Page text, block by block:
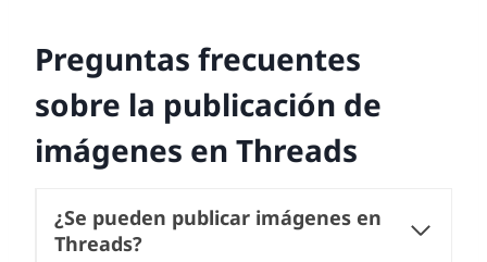
Preguntas frecuentes
sobre la publicación de
imágenes en Threads
¿Se pueden publicar imágenes en
Threads?